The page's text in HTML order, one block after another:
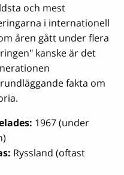
och mest
i internationell
åren gått under flera
kanske är det
fakta om
1967 (under
Ryssland (oftast